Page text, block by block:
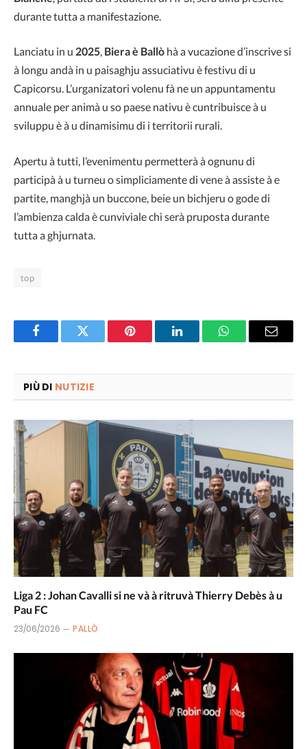
durante tutta a manifestazione.
Lanciatu in u 2025, Biera è Ballò hà a vucazione d’inscrive si
à longu andà in u paisaghju assuciativu è festivu di u
Capicorsu. L’urganizatori volenu fà ne un appuntamentu
annuale per animà u so paese nativu è cuntribuisce à u
sviluppu è à u dinamisimu di i territorii rurali.
Apertu à tutti, l’evenimentu permetterà à ognunu di
participà à u turneu o simpliciamente di vene à assiste à e
partite, manghjà un buccone, beie un bichjeru o gode di
l’ambienza calda è cunviviale chì serà pruposta durante
tutta a ghjurnata.
top
FacebookTwitter Pinterest LinkedInWhatsAppEmail
PIÙ DI NUTIZIE
Liga 2 : Johan Cavalli si ne và à ritruvà Thierry Debès à u
Pau FC
23/06/2026 PALLÒ